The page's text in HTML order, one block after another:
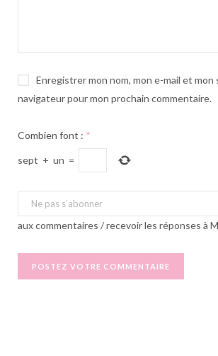
Enregistrer mon nom, mon e-mail et mon
navigateur pour mon prochain commentaire.
Combien font : *
sept + un =
aux commentaires / recevoir les réponses à